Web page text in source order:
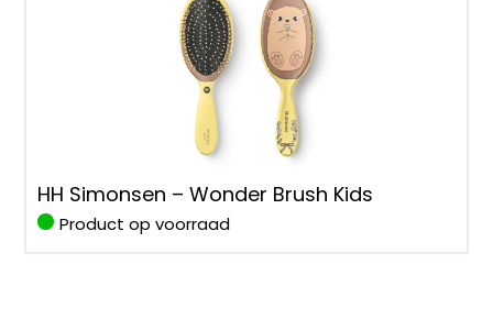
HH Simonsen – Wonder Brush Kids
Product op voorraad